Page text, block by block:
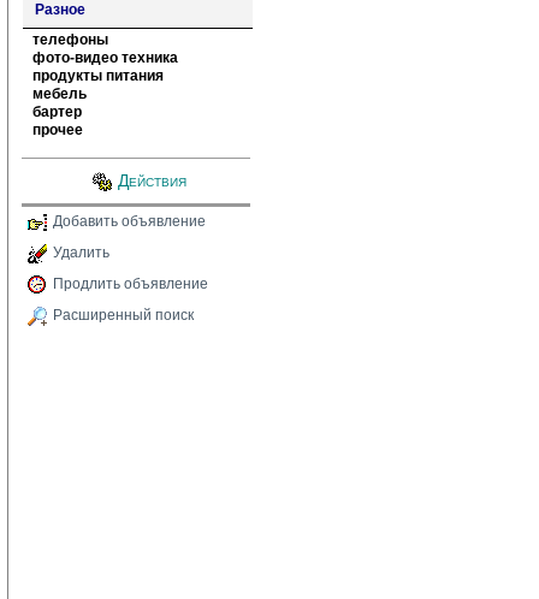
Разное
телефоны
фото-видео техника
продукты питания
мебель
бартер
прочее
Действия
Добавить объявление
Удалить
Продлить объявление
Расширенный поиск